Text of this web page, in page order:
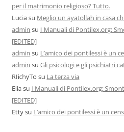
per il matrimonio religioso? Tutto.
Luciasu Meglio un ayatollah in casa
admin su I Manuali di Pontilex.org:
[EDITED]
admin su L’amico dei pontilessi è un
admin su Gli psicologi e gli psichiatri
RIichyTo su La terza via
Eliasu I Manuali di Pontilex.org:
[EDITED]
Ettysu L’amico dei pontilessi è un